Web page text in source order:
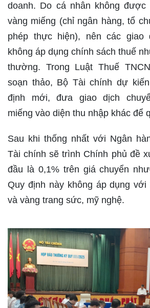
doanh. Do cá nhân không được
vàng miếng (chỉ ngân hàng, tổ
phép thực hiện), nên các giao
không áp dụng chính sách thuế
thường. Trong Luật Thuế
soạn thảo, Bộ Tài chính dự
định mới, đưa giao dịch
miếng vào diện thu nhập khác để
Sau khi thống nhất với Ngân
Tài chính sẽ trình Chính phủ đề
đầu là 0,1% trên giá chuyển
Quy định này không áp dụng với
và vàng trang sức, mỹ nghệ.